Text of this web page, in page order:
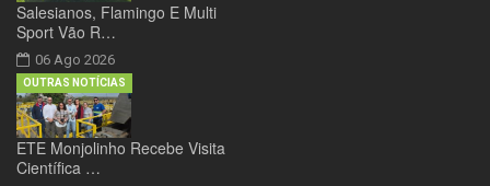
Salesianos, Flamingo E Multi
Sport Vão R…
06 Ago 2026
ETE Monjolinho Recebe Visita
Científica …
OUTRAS NOTÍCIAS